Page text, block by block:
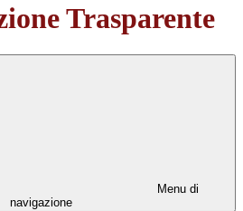
Trasparente
Menu di
navigazione